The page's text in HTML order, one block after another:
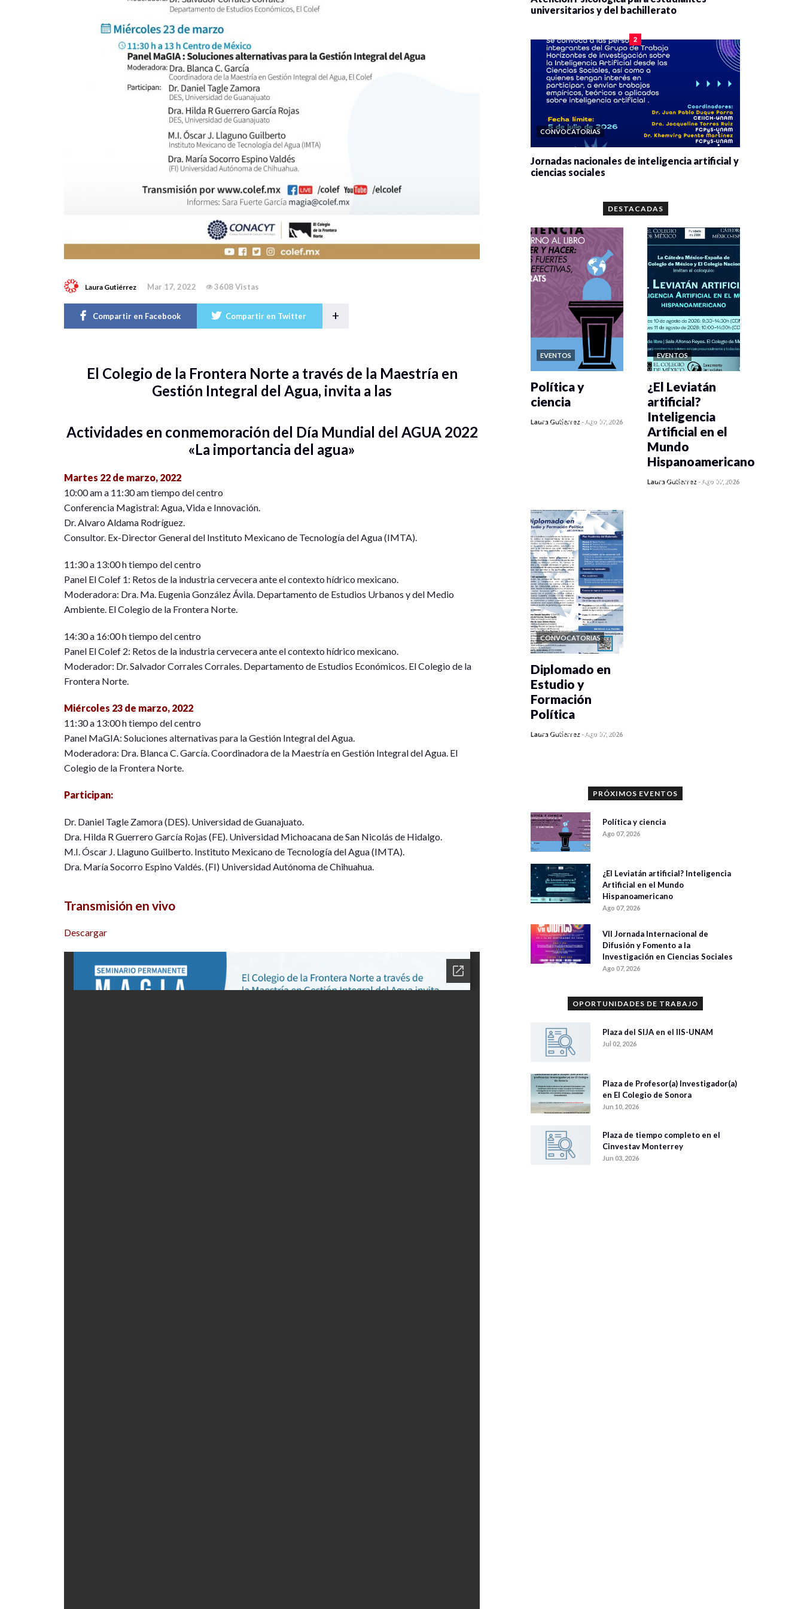
Laura Gutiérrez Mar 17, 2022 3608 Vistas
Compartir en Facebook Compartir en Twitter +
El Colegio de la Frontera Norte a través de la Maestría en
Gestión Integral del Agua, invita a las
Actividades en conmemoración del Día Mundial del AGUA 2022
«La importancia del agua»
Martes 22 de marzo, 2022
10:00 am a 11:30 am tiempo del centro
Conferencia Magistral: Agua, Vida e Innovación.
Dr. Alvaro Aldama Rodríguez.
Consultor. Ex-Director General del Instituto Mexicano de Tecnología del Agua (IMTA).
11:30 a 13:00 h tiempo del centro
Panel El Colef 1: Retos de la industria cervecera ante el contexto hídrico mexicano.
Moderadora: Dra. Ma. Eugenia González Ávila. Departamento de Estudios Urbanos y del Medio
Ambiente. El Colegio de la Frontera Norte.
14:30 a 16:00 h tiempo del centro
Panel El Colef 2: Retos de la industria cervecera ante el contexto hídrico mexicano.
Moderador: Dr. Salvador Corrales Corrales. Departamento de Estudios Económicos. El Colegio de la
Frontera Norte.
Miércoles 23 de marzo, 2022
11:30 a 13:00 h tiempo del centro
Panel MaGIA: Soluciones alternativas para la Gestión Integral del Agua.
Moderadora: Dra. Blanca C. García. Coordinadora de la Maestría en Gestión Integral del Agua. El
Colegio de la Frontera Norte.
Participan:
Dr. Daniel Tagle Zamora (DES). Universidad de Guanajuato.
Dra. Hilda R Guerrero García Rojas (FE). Universidad Michoacana de San Nicolás de Hidalgo.
M.I. Óscar J. Llaguno Guilberto. Instituto Mexicano de Tecnología del Agua (IMTA).
Dra. María Socorro Espino Valdés. (FI) Universidad Autónoma de Chihuahua.
Transmisión en vivo
Descargar
universitarios y del bachillerato
2
CONVOCATORIAS
Jornadas nacionales de inteligencia artificial y
ciencias sociales
DESTACADAS
EVENTOS
0 veces compartido
Política y
ciencia
Laura Gutiérrez -Ago 07, 2026
EVENTOS
0 veces compartido
¿El Leviatán
artificial?
Inteligencia
Artificial en el
Mundo
Hispanoamericano
Laura Gutiérrez -Ago 07, 2026
CONVOCATORIAS
0 veces compartido
Diplomado en
Estudio y
Formación
Política
Laura Gutiérrez -Ago 07, 2026
PRÓXIMOS EVENTOS
Política y ciencia
Ago 07, 2026
¿El Leviatán artificial? Inteligencia
Artificial en el Mundo
Hispanoamericano
Ago 07, 2026
VII Jornada Internacional de
Difusión y Fomento a la
Investigación en Ciencias Sociales
Ago 07, 2026
OPORTUNIDADES DE TRABAJO
Plaza del SIJA en el IIS-UNAM
Jul 02, 2026
Plaza de Profesor(a) Investigador(a)
en El Colegio de Sonora
Jun 10, 2026
Plaza de tiempo completo en el
Cinvestav Monterrey
Jun 03, 2026